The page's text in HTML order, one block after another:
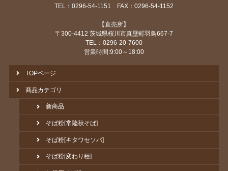
TEL：0296-54-1151 FAX：0296-54-1152
【直売所】
〒300-4412 茨城県桜川市真壁町羽鳥667-7
TEL：0296-20-7600
営業時間:9:00～18:00
TOPページ
商品カテゴリ
新商品
そば粉[常陸秋そば]
そば粉[キタワセソバ]
そば粉[変わり種]